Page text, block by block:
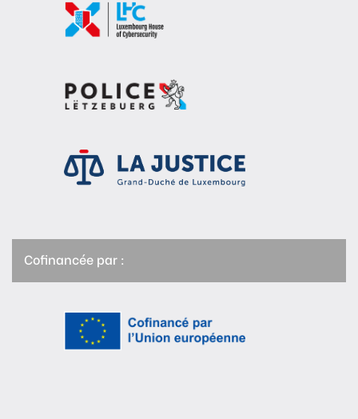
Cofinancée par :